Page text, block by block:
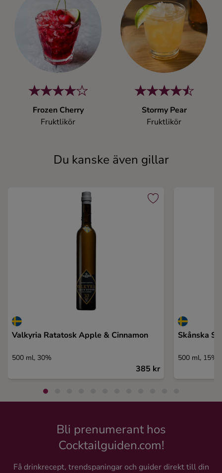
Frozen Cherry
Fruktlikör
Stormy Pear
Fruktlikör
Du kanske även gillar
Valkyria Ratatosk Apple & Cinnamon
500 ml, 30%
385 kr
Skånska
500 ml, 15%
Bli prenumerant hos
Cocktailguiden.com!
Få drinkrecept, trendspaningar och guider direkt till din